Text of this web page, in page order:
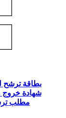
بطاقة ترشح
شهادة
مطلب